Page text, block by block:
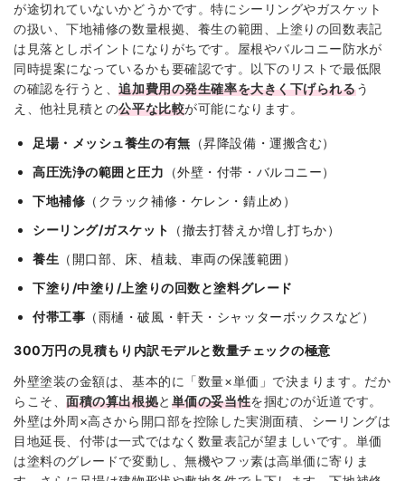
が途切れていないかどうかです。特にシーリングやガスケット
の扱い、下地補修の数量根拠、養生の範囲、上塗りの回数表記
は見落としポイントになりがちです。屋根やバルコニー防水が
同時提案になっているかも要確認です。以下のリストで最低限
の確認を行うと、追加費用の発生確率を大きく下げられるう
え、他社見積との公平な比較が可能になります。
足場・メッシュ養生の有無 （昇降設備・運搬含む）
高圧洗浄の範囲と圧力 （外壁・付帯・バルコニー）
下地補修 （クラック補修・ケレン・錆止め）
シーリング/ガスケット
（撤去打替えか増し打ちか）
養生 （開口部、床、植栽、車両の保護範囲）
下塗り/中塗り/上塗りの回数と塗料グレード
付帯工事 （雨樋・破風・軒天・シャッターボックスなど）
300万円の見積もり内訳モデルと数量チェックの極意
外壁塗装の金額は、基本的に「数量×単価」で決まります。だか
らこそ、面積の算出根拠と 単価の妥当性を掴むのが近道です。
外壁は外周×高さから開口部を控除した実測面積、シーリングは
目地延長、付帯は一式ではなく数量表記が望ましいです。単価
は塗料のグレードで変動し、無機やフッ素は高単価に寄りま